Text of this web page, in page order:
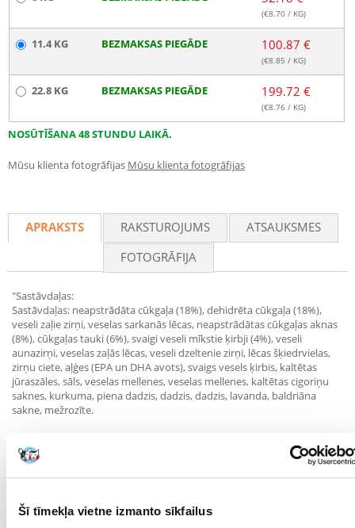
Šī tīmekļa vietne izmanto sīkfailus
(€8.70 / KG)
11.4 KG BEZMAKSAS PIEGĀDE 100.87 €
(€8.85 / KG)
22.8 KG BEZMAKSAS PIEGĀDE 199.72 €
(€8.76 / KG)
NOSŪTĪŠANA 48 STUNDU LAIKĀ.
Mūsu klienta fotogrāfijas Mūsu klienta fotogrāfijas
APRAKSTS RAKSTUROJUMS
ATSAUKSMES
FOTOGRĀFIJA
"Sastāvdaļas:
Sastāvdaļas: neapstrādāta cūkgaļa (18%), dehidrēta cūkgaļa (18%),
veseli zaļie zirņi, veselas sarkanās lēcas, neapstrādātas cūkgaļas aknas
(8%), cūkgaļas tauki (6%), svaigi veseli mīkstie ķirbji (4%), veseli
aunazirņi, veselas zaļās lēcas, veseli dzeltenie zirņi, lēcas šķiedrvielas,
zirņu ciete, aļģes (EPA un DHA avots), svaigs vesels ķirbis, kaltētas
jūraszāles, sāls, veselas mellenes, veselas mellenes, kaltētas cigoriņu
saknes, kurkuma, piena dadzis, dadzis, dadzis, lavanda, baldriāna
sakne, mežrozīte.
ekstrakts no augu eļļām: 110 mg, 1a330 citronskābe: 40 mg.
organoleptiskās piedevas: rozmarīna ekstrakts: rozmarīns: 75 mg.
Uzturīgās piedevas: 3a370 taurīns: 1500 mg, 3a890 holīna hlorīds
vitamīns: 100 mg, 3a825 un B2 vitamīns: 20 mg, 3a314niacīns: 200 mg,